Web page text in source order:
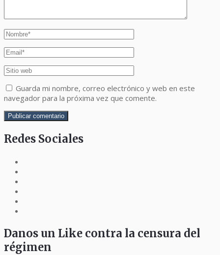
Guarda mi nombre, correo electrónico y web en este
navegador para la próxima vez que comente.
Redes Sociales
Danos un Like contra la censura del
régimen